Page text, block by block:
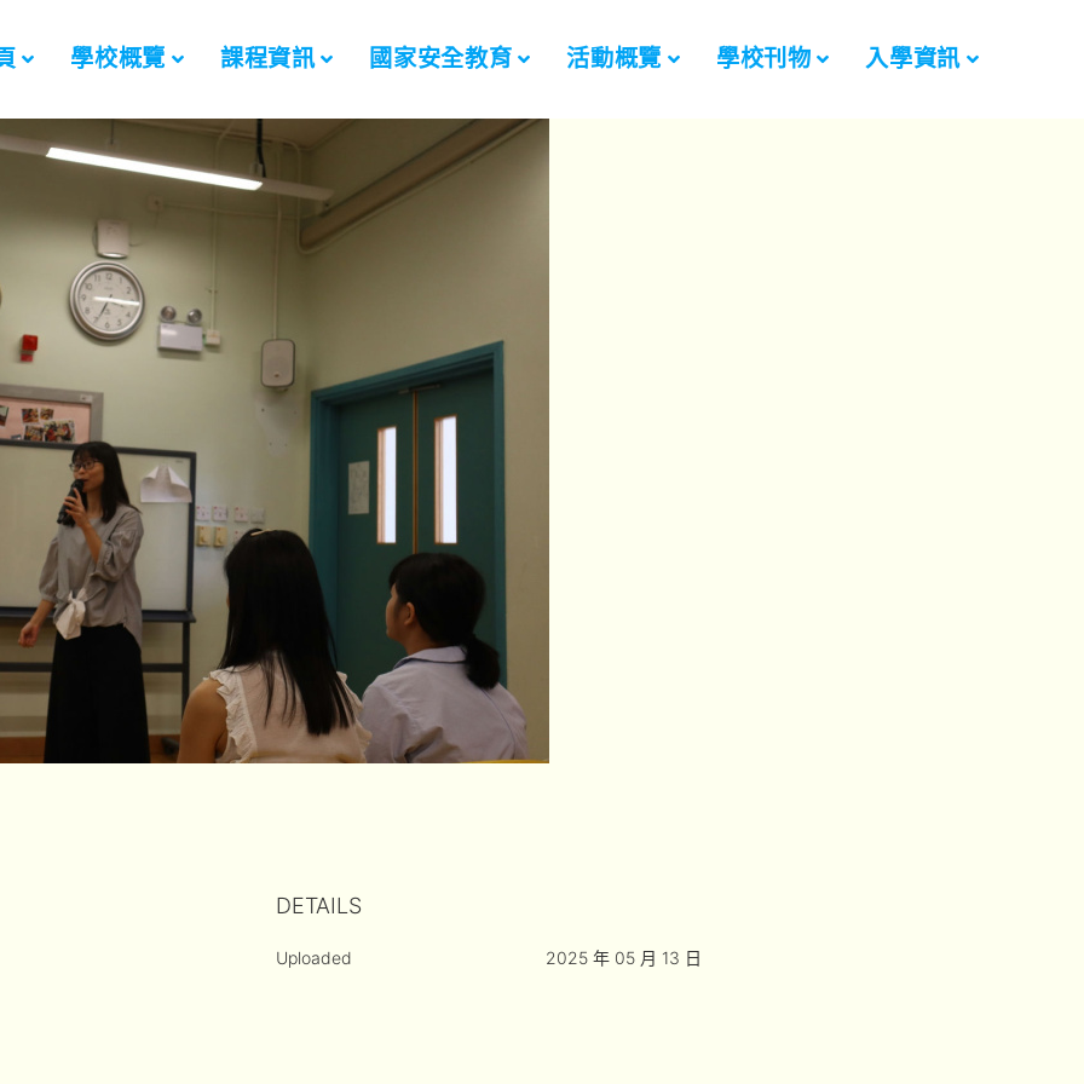
學校概覽 課程資訊 國家安全教育 活動概覽 學校刊物 入學資訊
DETAILS
Uploaded 2025 年 05 月 13 日